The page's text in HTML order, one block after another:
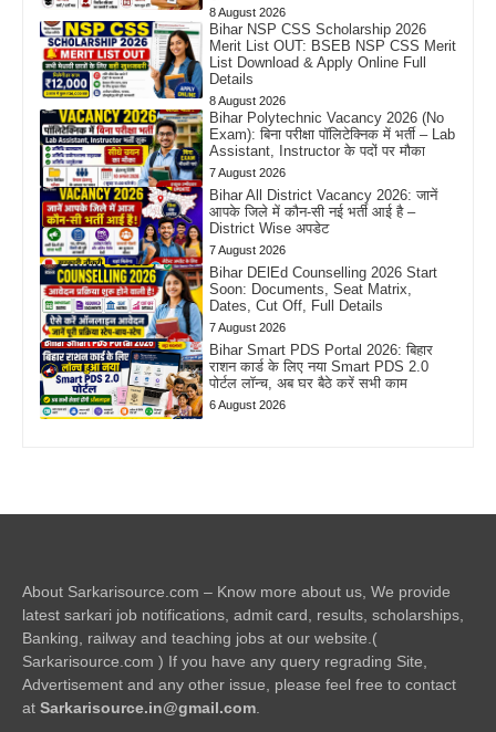
8 August 2026
Bihar NSP CSS Scholarship 2026
Merit List OUT: BSEB NSP CSS Merit
List Download & Apply Online Full
Details
8 August 2026
Bihar Polytechnic Vacancy 2026 (No
Exam): बिना परीक्षा पॉलिटेक्निक में भर्ती – Lab
Assistant, Instructor के पदों पर मौका
7 August 2026
Bihar All District Vacancy 2026: जानें
आपके जिले में कौन-सी नई भर्ती आई है –
District Wise अपडेट
7 August 2026
Bihar DElEd Counselling 2026 Start
Soon: Documents, Seat Matrix,
Dates, Cut Off, Full Details
7 August 2026
Bihar Smart PDS Portal 2026: बिहार
राशन कार्ड के लिए नया Smart PDS 2.0
पोर्टल लॉन्च, अब घर बैठे करें सभी काम
6 August 2026
About Sarkarisource.com – Know more about us, We provide
latest sarkari job notifications, admit card, results, scholarships,
Banking, railway and teaching jobs at our website.(
Sarkarisource.com ) If you have any query regrading Site,
Advertisement and any other issue, please feel free to contact
at Sarkarisource.in@gmail.com